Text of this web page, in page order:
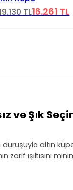
TL16.261 TL
ve Şık
altın
zarif ışıltısını